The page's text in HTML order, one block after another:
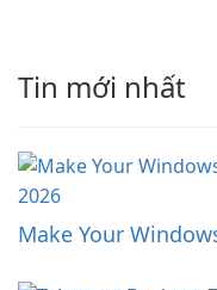
Tin mới nhất
Make Your